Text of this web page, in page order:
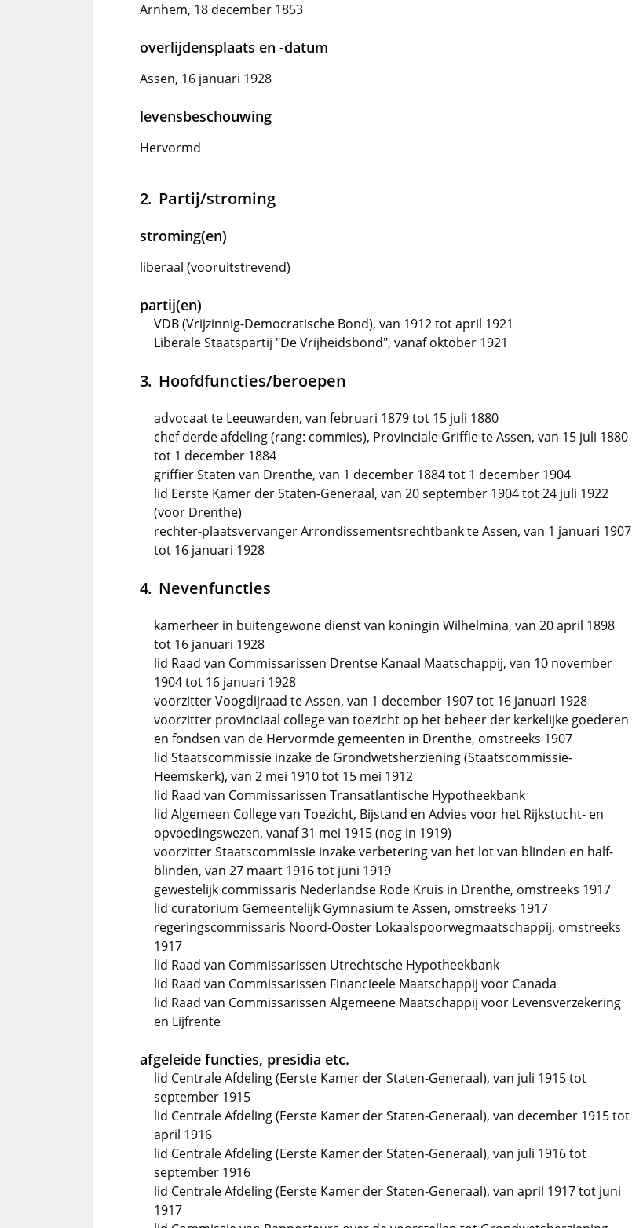
Arnhem, 18 december 1853
overlijdensplaats en -datum
Assen, 16 januari 1928
levensbeschouwing
Hervormd
Partij/stroming
stroming(en)
liberaal (vooruitstrevend)
partij(en)
VDB (Vrijzinnig-Democratische Bond), van 1912 tot april 1921
Liberale Staatspartij "De Vrijheidsbond", vanaf oktober 1921
Hoofdfuncties/beroepen
advocaat te Leeuwarden, van februari 1879 tot 15 juli 1880
chef derde afdeling (rang: commies), Provinciale Griffie te Assen, van 15 juli 1880
tot 1 december 1884
griffier Staten van Drenthe, van 1 december 1884 tot 1 december 1904
lid Eerste Kamer der Staten-Generaal, van 20 september 1904 tot 24 juli 1922
(voor Drenthe)
rechter-plaatsvervanger Arrondissementsrechtbank te Assen, van 1 januari 1907
tot 16 januari 1928
Nevenfuncties
kamerheer in buitengewone dienst van koningin Wilhelmina, van 20 april 1898
tot 16 januari 1928
lid Raad van Commissarissen Drentse Kanaal Maatschappij, van 10 november
1904 tot 16 januari 1928
voorzitter Voogdijraad te Assen, van 1 december 1907 tot 16 januari 1928
voorzitter provinciaal college van toezicht op het beheer der kerkelijke goederen
en fondsen van de Hervormde gemeenten in Drenthe, omstreeks 1907
lid Staatscommissie inzake de Grondwetsherziening (Staatscommissie-
Heemskerk), van 2 mei 1910 tot 15 mei 1912
lid Raad van Commissarissen Transatlantische Hypotheekbank
lid Algemeen College van Toezicht, Bijstand en Advies voor het Rijkstucht- en
opvoedingswezen, vanaf 31 mei 1915 (nog in 1919)
voorzitter Staatscommissie inzake verbetering van het lot van blinden en half-
blinden, van 27 maart 1916 tot juni 1919
gewestelijk commissaris Nederlandse Rode Kruis in Drenthe, omstreeks 1917
lid curatorium Gemeentelijk Gymnasium te Assen, omstreeks 1917
regeringscommissaris Noord-Ooster Lokaalspoorwegmaatschappij, omstreeks
1917
lid Raad van Commissarissen Utrechtsche Hypotheekbank
lid Raad van Commissarissen Financieele Maatschappij voor Canada
lid Raad van Commissarissen Algemeene Maatschappij voor Levensverzekering
en Lijfrente
afgeleide functies, presidia etc.
lid Centrale Afdeling (Eerste Kamer der Staten-Generaal), van juli 1915 tot
september 1915
lid Centrale Afdeling (Eerste Kamer der Staten-Generaal), van december 1915 tot
april 1916
lid Centrale Afdeling (Eerste Kamer der Staten-Generaal), van juli 1916 tot
september 1916
lid Centrale Afdeling (Eerste Kamer der Staten-Generaal), van april 1917 tot juni
1917